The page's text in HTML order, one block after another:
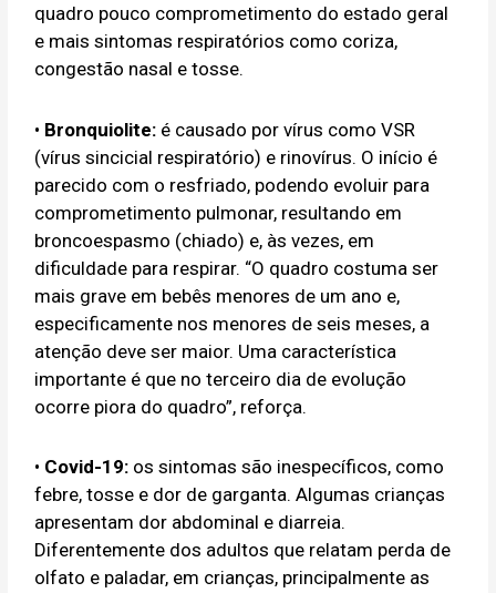
quadro pouco comprometimento do estado geral
e mais sintomas respiratórios como coriza,
congestão nasal e tosse.
• Bronquiolite: é causado por vírus como VSR
(vírus sincicial respiratório) e rinovírus. O início é
parecido com o resfriado, podendo evoluir para
comprometimento pulmonar, resultando em
broncoespasmo (chiado) e, às vezes, em
dificuldade para respirar. “O quadro costuma ser
mais grave em bebês menores de um ano e,
especificamente nos menores de seis meses, a
atenção deve ser maior. Uma característica
importante é que no terceiro dia de evolução
ocorre piora do quadro”, reforça.
• Covid-19: os sintomas são inespecíficos, como
febre, tosse e dor de garganta. Algumas crianças
apresentam dor abdominal e diarreia.
Diferentemente dos adultos que relatam perda de
olfato e paladar, em crianças, principalmente as